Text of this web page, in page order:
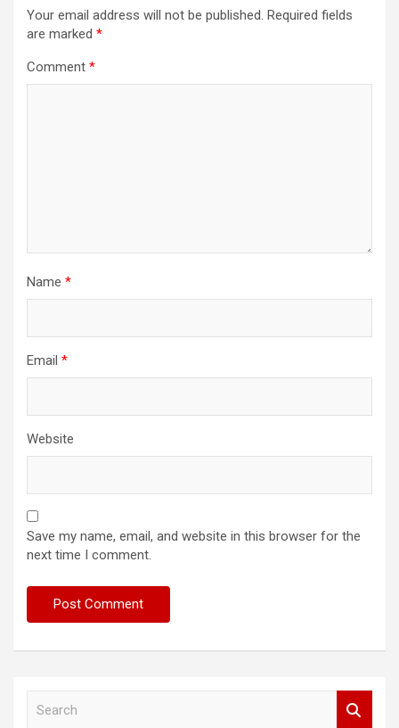
Your email address will not be published. Required fields
are marked *
Comment *
Name *
Email *
Website
Save my name, email, and website in this browser for the
next time I comment.